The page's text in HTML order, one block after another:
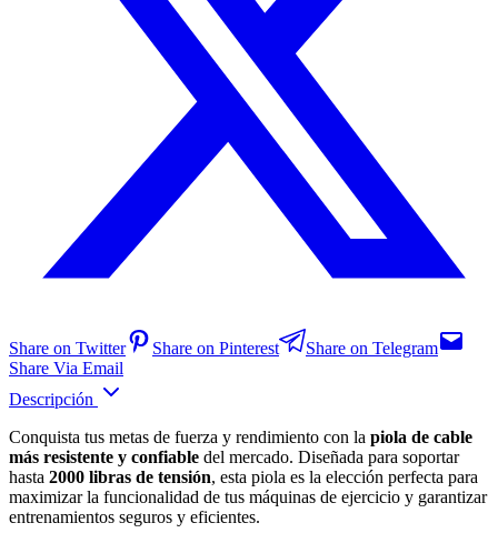
Share on Twitter Share on Pinterest
Share on Telegram
Share Via Email
Descripción
Conquista tus metas de fuerza y rendimiento con la piola de cable
más resistente y confiable del mercado. Diseñada para soportar
hasta 2000 libras de tensión, esta piola es la elección perfecta para
maximizar la funcionalidad de tus máquinas de ejercicio y garantizar
entrenamientos seguros y eficientes.